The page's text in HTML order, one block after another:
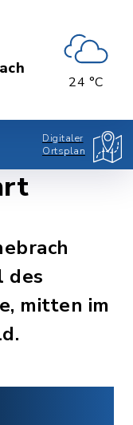
24 °C
Digitaler
Ortsplan
des
mitten im